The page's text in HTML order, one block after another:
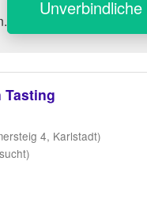
Tasting
4, Karlstadt)